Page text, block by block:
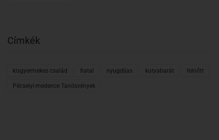
Címkék
kisgyermekes család fiatal nyugdíjas kutyabarát felnőtt
Pécselyi-medence Tanösvények